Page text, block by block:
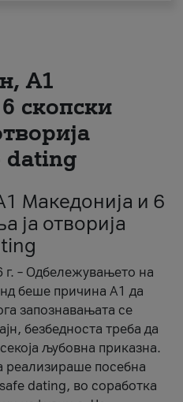
A1
скопски
dating
Македонија и 6
ја отворија
г. – Одбележувањето на
беше причина А1 да
запознавањата се
безбедноста треба да
љубовна приказна.
реализираше посебна
dating, во соработка